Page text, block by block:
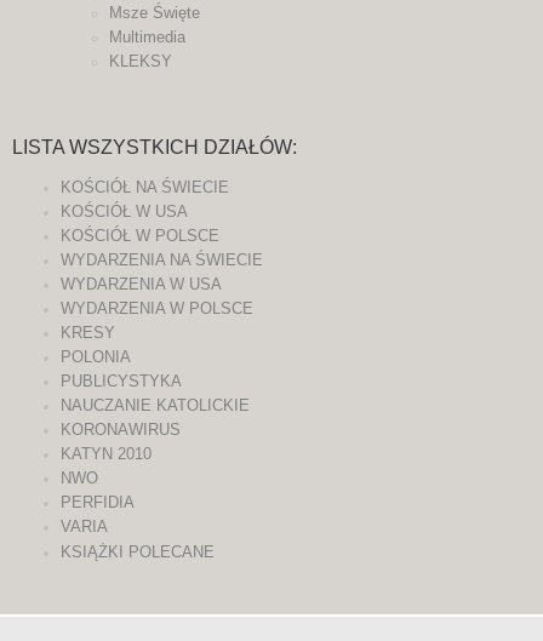
Msze Święte
Multimedia
KLEKSY
LISTA WSZYSTKICH DZIAŁÓW:
KOŚCIÓŁ NA ŚWIECIE
KOŚCIÓŁ W USA
KOŚCIÓŁ W POLSCE
WYDARZENIA NA ŚWIECIE
WYDARZENIA W USA
WYDARZENIA W POLSCE
KRESY
POLONIA
PUBLICYSTYKA
NAUCZANIE KATOLICKIE
KORONAWIRUS
KATYN 2010
NWO
PERFIDIA
VARIA
KSIĄŻKI POLECANE